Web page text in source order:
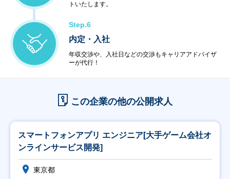
トいたします。
Step.6
内定・入社
年収交渉や、入社日などの交渉もキャリアアドバイザ
ーが代行！
この企業の他の公開求人
スマートフォンアプリ エンジニア[大手ゲーム会社オ
ンラインサービス開発]
東京都